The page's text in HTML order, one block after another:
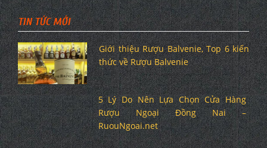
TIN TỨC MỚI
Giới thiệu Rượu Balvenie, Top 6 kiến
thức về Rượu Balvenie
5 Lý Do Nên Lựa Chọn Cửa Hàng
Rượu Ngoại Đồng Nai –
RuouNgoai.net